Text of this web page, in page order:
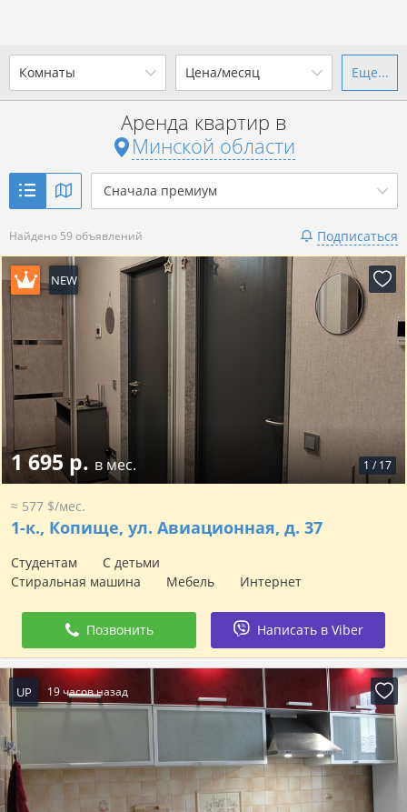
Комнаты
2-комн. 3-комн. 4+
Цена/месяц
от до
р. за всё
Показать 59 объявлений
Еще...
Аренда квартир в
Минской области
Сначала премиум
Найдено 59 объявлений Подписаться
NEW
1 / 17
1 695 р. в мес.
≈ 577 $/мес.
1-к., Копище, ул. Авиационная, д. 37
Студентам
С детьми
Стиральная машина
Мебель Интернет
Позвонить Написать в Viber
UP 19 часов назад
Ваш город -state Минская
Выбрать город